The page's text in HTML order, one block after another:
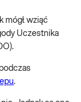
mógł wziąć
Uczestnika
.